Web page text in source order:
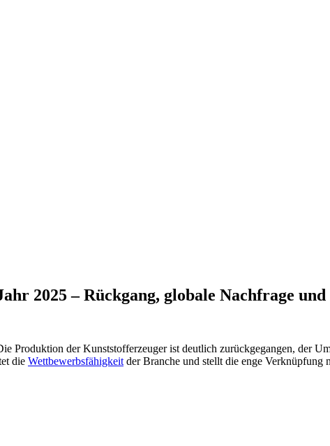
2025 – Rückgang, globale Nachfrage
Produktion der Kunststofferzeuger ist deutlich zurückgegangen, der
die Wettbewerbsfähigkeit der Branche und stellt die enge Verknüpfung